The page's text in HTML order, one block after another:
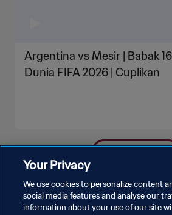
Argentina vs Mesir | Babak
Dunia FIFA 2026 | Cuplikan
Your Privacy
We use cookies to personalize content
social media features and analyse our
information about your use of our site